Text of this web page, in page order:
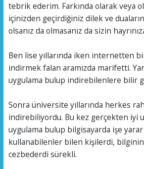
tebrik ederim. Farkında olarak veya
içinizden geçirdiğiniz dilek ve
olsanız da olmasanız da sizin
Ben lise yıllarında iken internetten
indirmek falan aramızda marifetti.
uygulama bulup indirebilenlere bilir
Sonra üniversite yıllarında herkes
indirebiliyordu. Bu kez gerçekten iyi
uygulama bulup bilgisayarda işe
kullanabilenler bilen kişilerdi, bilginin
cezbederdi sürekli.